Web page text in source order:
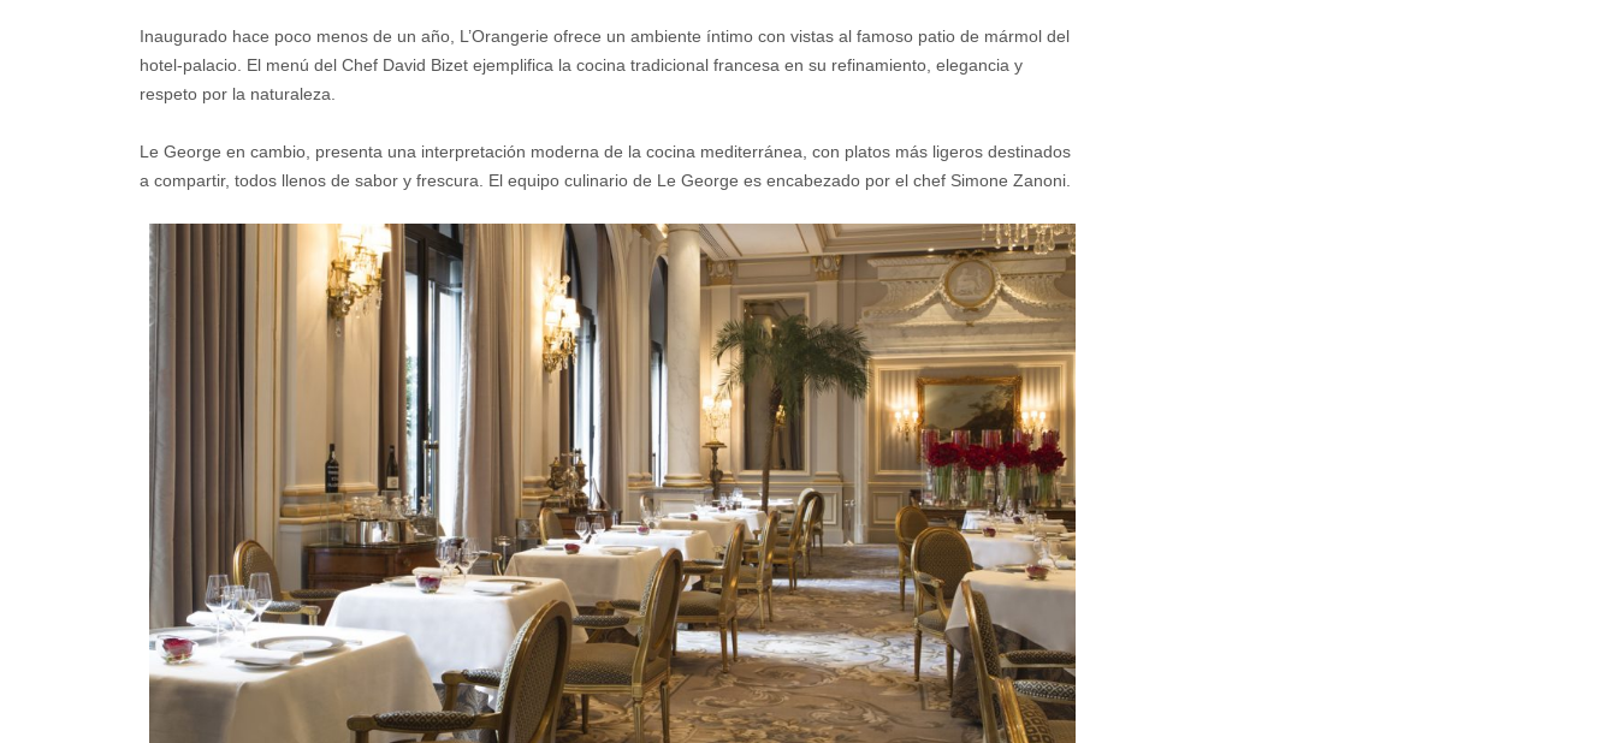
Inaugurado hace poco menos de un año, L’Orangerie ofrece un ambiente íntimo con vistas al famoso patio de mármol del
hotel-palacio. El menú del Chef David Bizet ejemplifica la cocina tradicional francesa en su refinamiento, elegancia y
respeto por la naturaleza.
Le George en cambio, presenta una interpretación moderna de la cocina mediterránea, con platos más ligeros destinados
a compartir, todos llenos de sabor y frescura. El equipo culinario de Le George es encabezado por el chef Simone Zanoni.